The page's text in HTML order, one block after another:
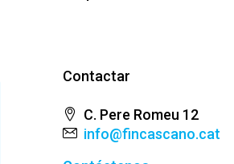
Contactar
C. Pere Romeu 12
info@fincascano.cat